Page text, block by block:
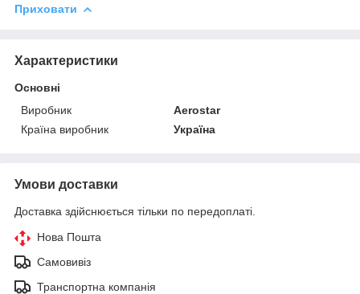
Приховати
Характеристики
Основні
Виробник
Aerostar
Країна виробник
Україна
Умови доставки
Доставка здійснюється тільки по передоплаті.
Нова Пошта
Самовивіз
Транспортна компанія